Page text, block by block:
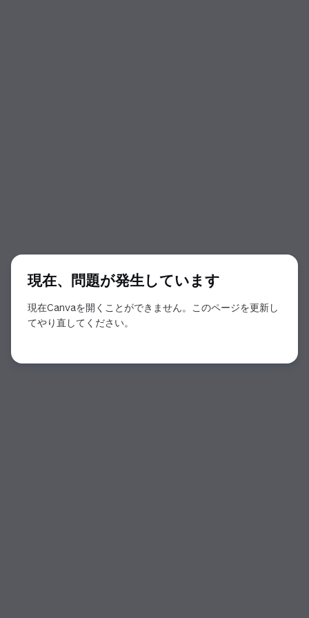
現在、問題が発生しています
現在Canvaを開くことができません。このページを更新し
てやり直してください。